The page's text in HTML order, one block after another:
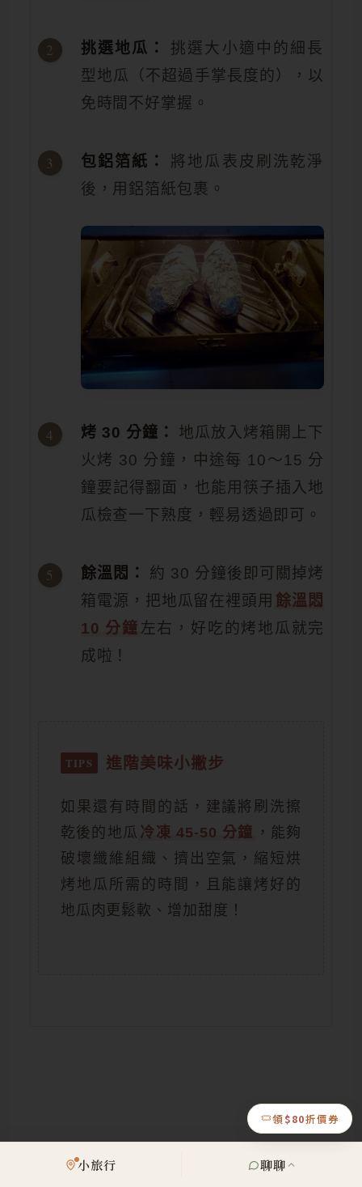
挑選地瓜：
挑選大小適中的細長
型地瓜（不超過手掌長度的），以
免時間不好掌握。
包鋁箔紙：
將地瓜表皮刷洗乾淨
後，用鋁箔紙包裹。
烤 30 分鐘：
地瓜放入烤箱開上下
火烤 30 分鐘，中途每 10～15 分
鐘要記得翻面，也能用筷子插入地
瓜檢查一下熟度，輕易透過即可。
餘溫悶：
約 30 分鐘後即可關掉烤
箱電源，把地瓜留在裡頭用 餘溫悶
10 分鐘 左右，好吃的烤地瓜就完
成啦！
進階美味小撇步
如果還有時間的話，建議將刷洗擦
乾後的地瓜 冷凍 45-50 分鐘 ，能夠
破壞纖維組織、擠出空氣，縮短烘
烤地瓜所需的時間，且能讓烤好的
地瓜肉更鬆軟、增加甜度！
地瓜如何保存？
領$80折價券
小旅行 聊聊